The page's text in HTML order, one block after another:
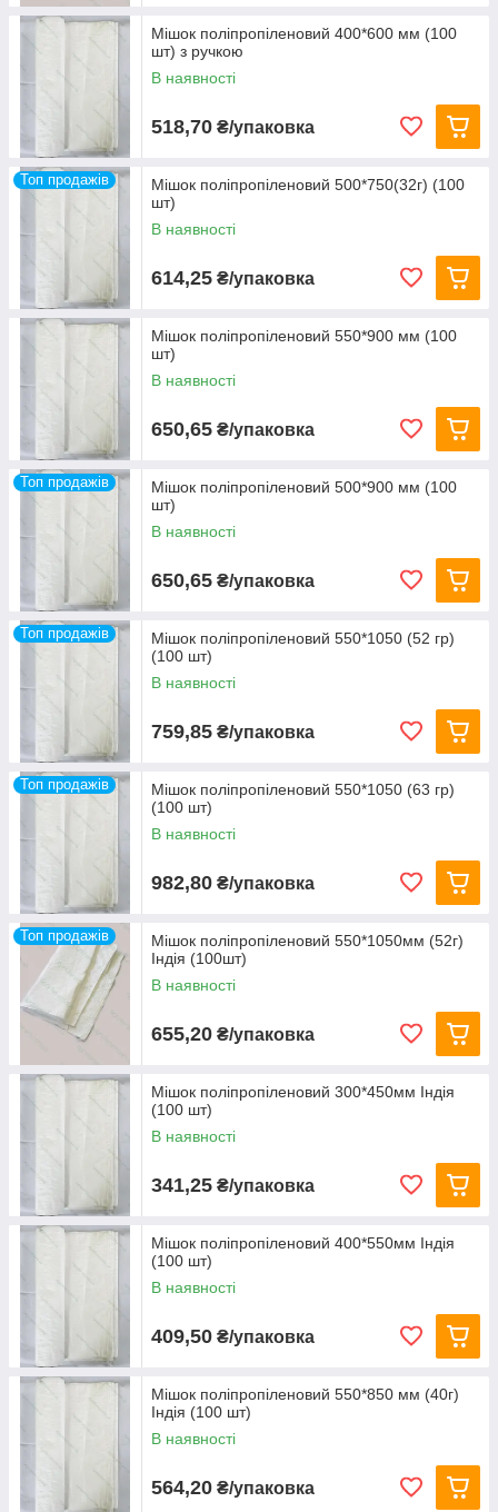
Мішок поліпропіленовий 400*600 мм (100
шт) з ручкою
В наявності
518,70 ₴/упаковка
Топ продажів
Мішок поліпропіленовий 500*750(32г) (100
шт)
В наявності
614,25 ₴/упаковка
Мішок поліпропіленовий 550*900 мм (100
шт)
В наявності
650,65 ₴/упаковка
Топ продажів
Мішок поліпропіленовий 500*900 мм (100
шт)
В наявності
650,65 ₴/упаковка
Топ продажів
Мішок поліпропіленовий 550*1050 (52 гр)
(100 шт)
В наявності
759,85 ₴/упаковка
Топ продажів
Мішок поліпропіленовий 550*1050 (63 гр)
(100 шт)
В наявності
982,80 ₴/упаковка
Топ продажів
Мішок поліпропіленовий 550*1050мм (52г)
Індія (100шт)
В наявності
655,20 ₴/упаковка
Мішок поліпропіленовий 300*450мм Індія
(100 шт)
В наявності
341,25 ₴/упаковка
Мішок поліпропіленовий 400*550мм Індія
(100 шт)
В наявності
409,50 ₴/упаковка
Мішок поліпропіленовий 550*850 мм (40г)
Індія (100 шт)
В наявності
564,20 ₴/упаковка